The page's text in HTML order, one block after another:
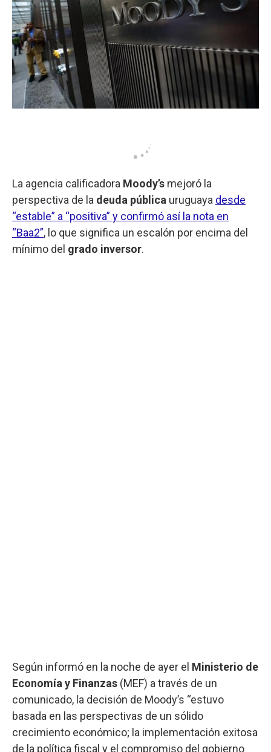
La agencia calificadora Moody’s mejoró la
perspectiva de la deuda pública uruguaya desde
“estable” a “positiva” y confirmó así la nota en
“Baa2”, lo que significa un escalón por encima del
mínimo del grado inversor.
Según informó en la noche de ayer el Ministerio de
Economía y Finanzas (MEF) a través de un
comunicado, la decisión de Moody’s “estuvo
basada en las perspectivas de un sólido
crecimiento económico; la implementación exitosa
de la política fiscal y el compromiso del gobierno